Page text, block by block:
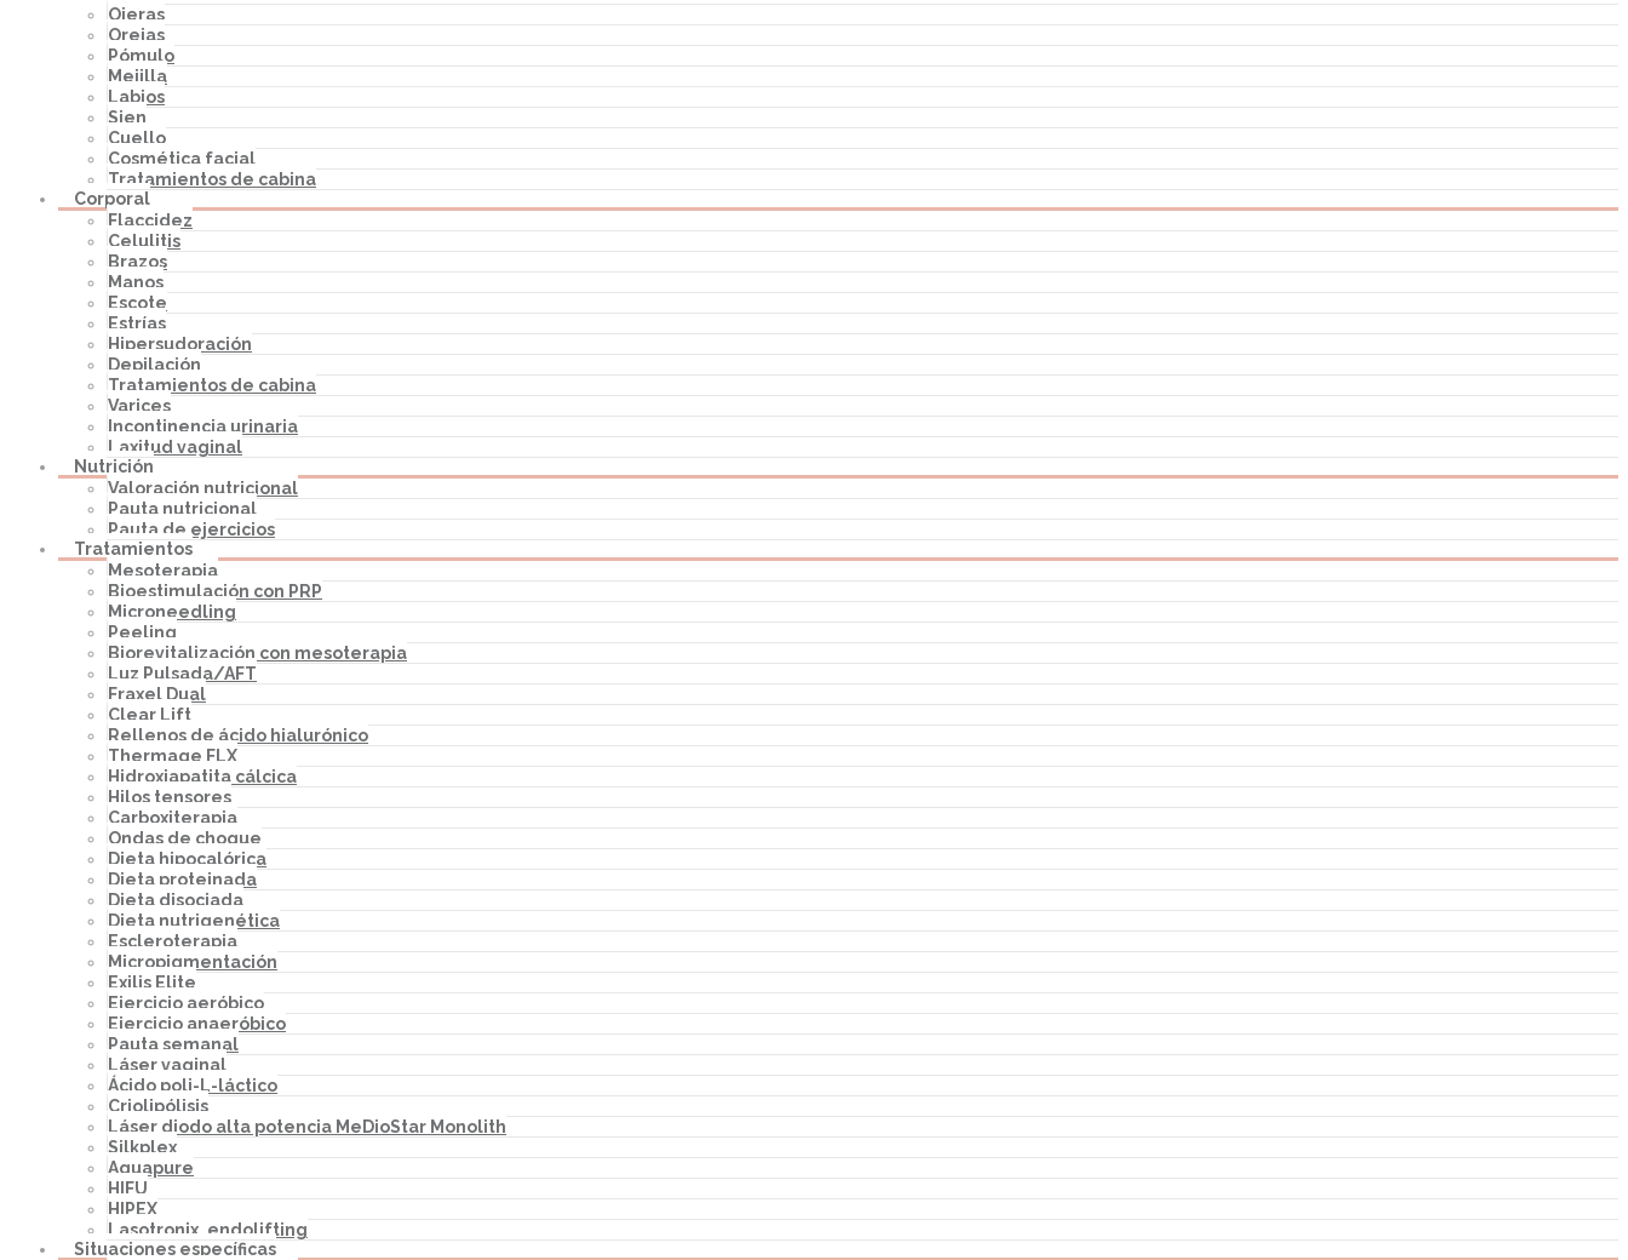
Ojeras
Orejas
Pómulo
Mejilla
Labios
Sien
Cuello
Cosmética facial
Tratamientos de cabina
Corporal
Flaccidez
Celulitis
Brazos
Manos
Escote
Estrías
Hipersudoración
Depilación
Tratamientos de cabina
Varices
Incontinencia urinaria
Laxitud vaginal
Nutrición
Valoración nutricional
Pauta nutricional
Pauta de ejercicios
Tratamientos
Mesoterapia
Bioestimulación con PRP
Microneedling
Peeling
Biorevitalización con mesoterapia
Luz Pulsada/AFT
Fraxel Dual
Clear Lift
Rellenos de ácido hialurónico
Thermage FLX
Hidroxiapatita cálcica
Hilos tensores
Carboxiterapia
Ondas de choque
Dieta hipocalórica
Dieta proteinada
Dieta disociada
Dieta nutrigenética
Escleroterapia
Micropigmentación
Exilis Elite
Ejercicio aeróbico
Ejercicio anaeróbico
Pauta semanal
Láser vaginal
Ácido poli-L-láctico
Criolipólisis
Láser diodo alta potencia MeDioStar Monolith
Silkplex
Aquapure
HIFU
HIPEX
Lasotronix, endolifting
Situaciones específicas